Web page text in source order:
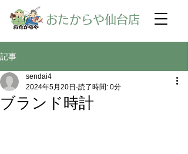
​おたからや仙台店
記事
ブランド時計
sendai4
2024年5月20日 読了時間: 0分